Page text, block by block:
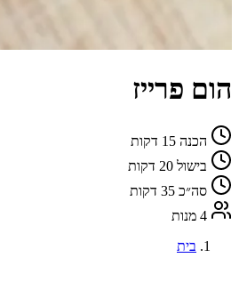
הום פרייז
הכנה
בישול
סה״כ
4 מנות
בית